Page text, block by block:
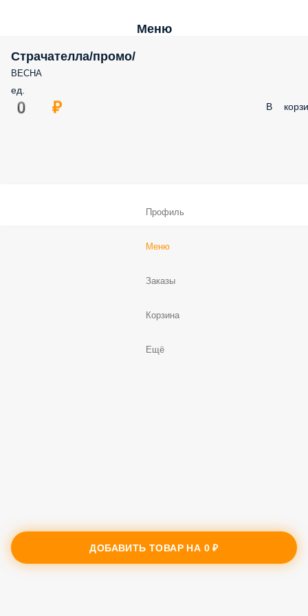
Меню
Страчателла/промо/
ВЕСНА
ед.
0 ₽ В
ДОБАВИТЬ ТОВАР НА 0 ₽
Профиль
Меню
Заказы
Корзина
Ещё